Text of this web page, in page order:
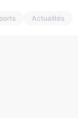
Actualités